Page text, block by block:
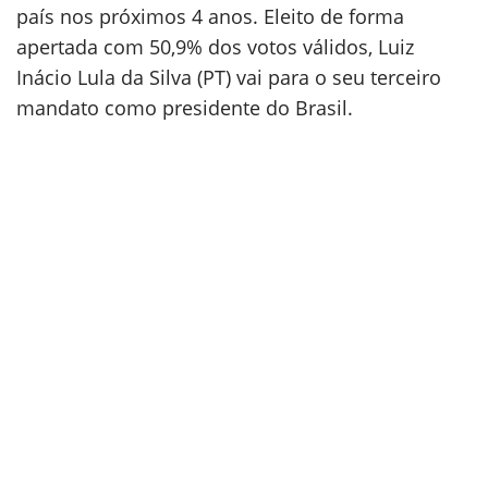
país nos próximos 4 anos. Eleito de forma
apertada com 50,9% dos votos válidos, Luiz
Inácio Lula da Silva (PT) vai para o seu terceiro
mandato como presidente do Brasil.